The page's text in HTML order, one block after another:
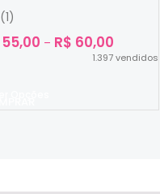
(1)
55,00 – R$ 60,00
1.397vendidos